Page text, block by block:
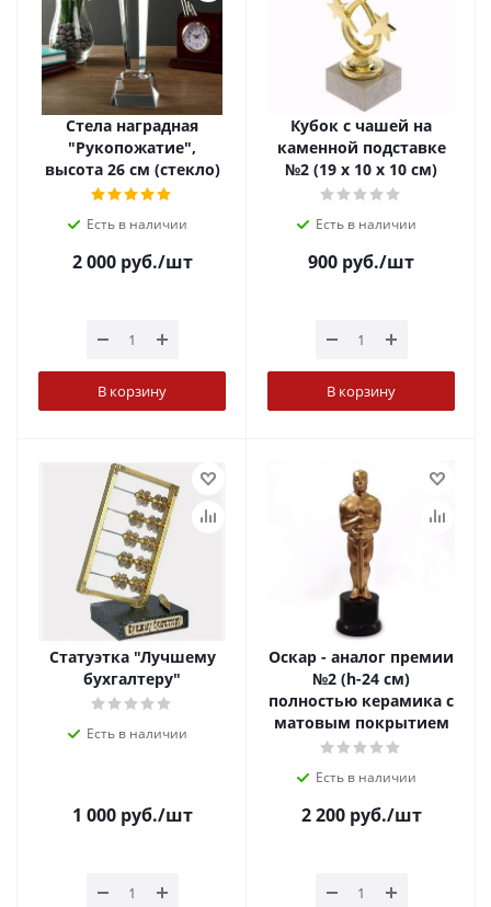
Стела наградная
"Рукопожатие",
высота 26 см (стекло)
Есть в наличии
2 000руб./шт
В корзину
Кубок с чашей на
каменной подставке
№2 (19 х 10 х 10 см)
Есть в наличии
900 руб./шт
В корзину
Статуэтка "Лучшему
бухгалтеру"
Есть в наличии
1 000руб./шт
Оскар - аналог премии
№2 (h-24 см)
полностью керамика с
матовым покрытием
Есть в наличии
2 200руб./шт